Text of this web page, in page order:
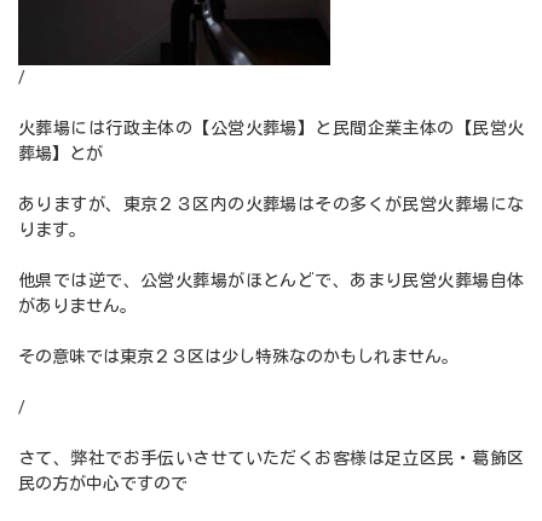
/
火葬場には行政主体の【公営火葬場】と民間企業主体の【民営火
葬場】とが
ありますが、東京２３区内の火葬場はその多くが民営火葬場にな
ります。
他県では逆で、公営火葬場がほとんどで、あまり民営火葬場自体
がありません。
その意味では東京２３区は少し特殊なのかもしれません。
/
さて、弊社でお手伝いさせていただくお客様は足立区民・葛飾区
民の方が中心ですので